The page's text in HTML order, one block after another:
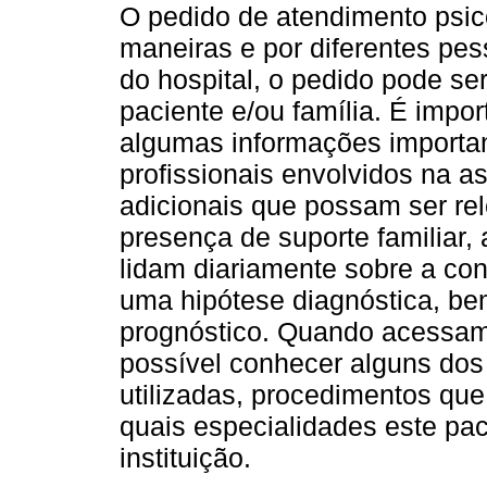
O pedido de atendimento
maneiras e por diferentes
do hospital, o pedido pode
paciente e/ou família. É
algumas informações
profissionais envolvidos na
adicionais que possam ser
presença de suporte
lidam diariamente sobre a
uma hipótese diagnóstica,
prognóstico. Quando
possível conhecer alguns
utilizadas, procedimentos
quais especialidades este
instituição.